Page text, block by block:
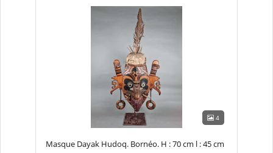
4
Masque Dayak Hudoq. Bornéo. H : 70 cm l : 45 cm